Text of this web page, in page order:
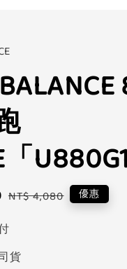
Regular
NT$ 4,080 優惠
貨